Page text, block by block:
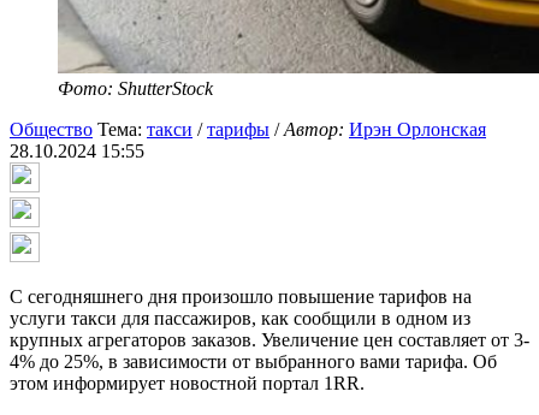
Фото: ShutterStock
Общество Тема: такси /тарифы /Автор: Ирэн Орлонская
28.10.2024 15:55
С сегодняшнего дня произошло повышение тарифов на
услуги такси для пассажиров, как сообщили в одном из
крупных агрегаторов заказов. Увеличение цен составляет от 3-
4% до 25%, в зависимости от выбранного вами тарифа. Об
этом информирует новостной портал 1RR.